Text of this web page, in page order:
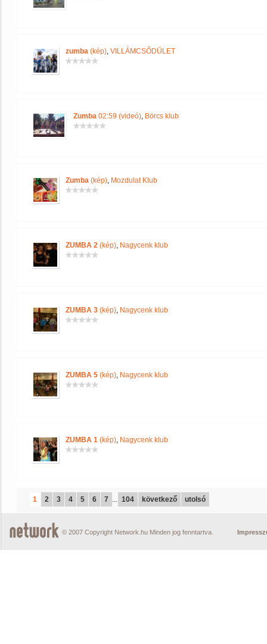
zumba (kép), VILLÁMCSŐDÜLET
Zumba 02:59 (videó), Börcs klub
Zumba (kép), Mozdulat Klub
ZUMBA 2 (kép), Nagycenk klub
ZUMBA 3 (kép), Nagycenk klub
ZUMBA 5 (kép), Nagycenk klub
ZUMBA 1 (kép), Nagycenk klub
1 2 3 4 5 6 7 ... 104 következő utolsó
© 2007 Copyright Network.hu Minden jog fenntartva.